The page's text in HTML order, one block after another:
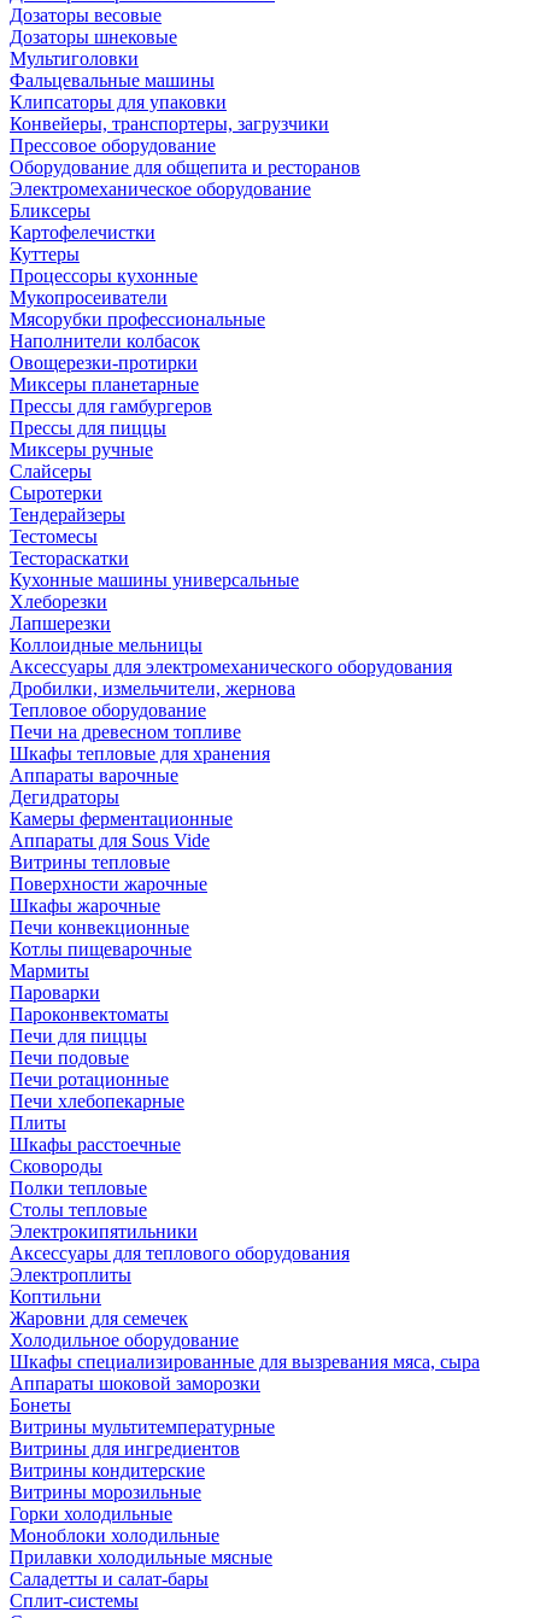
Дозаторы весовые
Дозаторы шнековые
Мультиголовки
Фальцевальные машины
Клипсаторы для упаковки
Конвейеры, транспортеры, загрузчики
Прессовое оборудование
Оборудование для общепита и ресторанов
Электромеханическое оборудование
Бликсеры
Картофелечистки
Куттеры
Процессоры кухонные
Мукопросеиватели
Мясорубки профессиональные
Наполнители колбасок
Овощерезки-протирки
Миксеры планетарные
Прессы для гамбургеров
Прессы для пиццы
Миксеры ручные
Слайсеры
Сыротерки
Тендерайзеры
Тестомесы
Тестораскатки
Кухонные машины универсальные
Хлеборезки
Лапшерезки
Коллоидные мельницы
Аксессуары для электромеханического оборудования
Дробилки, измельчители, жернова
Тепловое оборудование
Печи на древесном топливе
Шкафы тепловые для хранения
Аппараты варочные
Дегидраторы
Камеры ферментационные
Аппараты для Sous Vide
Витрины тепловые
Поверхности жарочные
Шкафы жарочные
Печи конвекционные
Котлы пищеварочные
Мармиты
Пароварки
Пароконвектоматы
Печи для пиццы
Печи подовые
Печи ротационные
Печи хлебопекарные
Плиты
Шкафы расстоечные
Сковороды
Полки тепловые
Столы тепловые
Электрокипятильники
Аксессуары для теплового оборудования
Электроплиты
Коптильни
Жаровни для семечек
Холодильное оборудование
Шкафы специализированные для вызревания мяса, сыра
Аппараты шоковой заморозки
Бонеты
Витрины мультитемпературные
Витрины для ингредиентов
Витрины кондитерские
Витрины морозильные
Горки холодильные
Моноблоки холодильные
Прилавки холодильные мясные
Саладетты и салат-бары
Сплит-системы